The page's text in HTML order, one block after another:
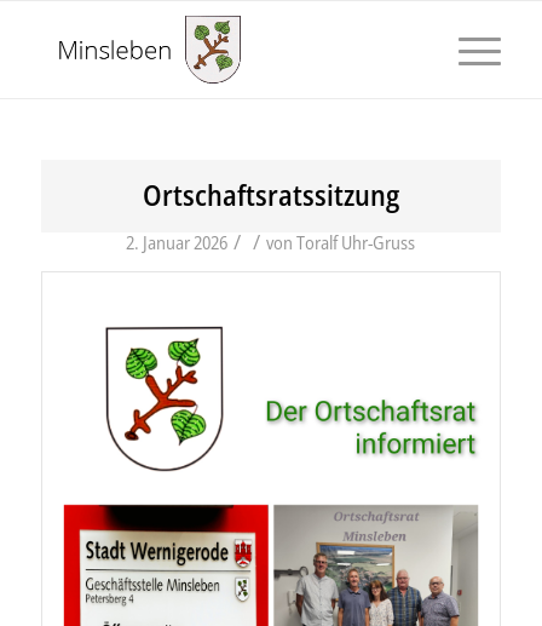
Ortschaftsratssitzung
2. Januar 2026 / / vonToralf Uhr-Gruss